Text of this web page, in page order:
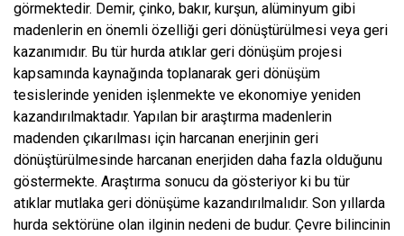
görmektedir. Demir, çinko, bakır, kurşun, alüminyum gibi
madenlerin en önemli özelliği geri dönüştürülmesi veya geri
kazanımıdır. Bu tür hurda atıklar geri dönüşüm projesi
kapsamında kaynağında toplanarak geri dönüşüm
tesislerinde yeniden işlenmekte ve ekonomiye yeniden
kazandırılmaktadır. Yapılan bir araştırma madenlerin
madenden çıkarılması için harcanan enerjinin geri
dönüştürülmesinde harcanan enerjiden daha fazla olduğunu
göstermekte. Araştırma sonucu da gösteriyor ki bu tür
atıklar mutlaka geri dönüşüme kazandırılmalıdır. Son yıllarda
hurda sektörüne olan ilginin nedeni de budur. Çevre bilincinin